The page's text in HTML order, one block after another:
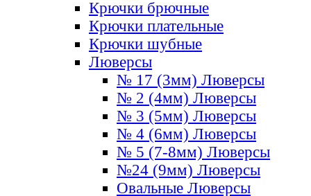
Крючки брючные
Крючки плательные
Крючки шубные
Люверсы
№ 17 (3мм) Люверсы
№ 2 (4мм) Люверсы
№ 3 (5мм) Люверсы
№ 4 (6мм) Люверсы
№ 5 (7-8мм) Люверсы
№24 (9мм) Люверсы
Овальные Люверсы